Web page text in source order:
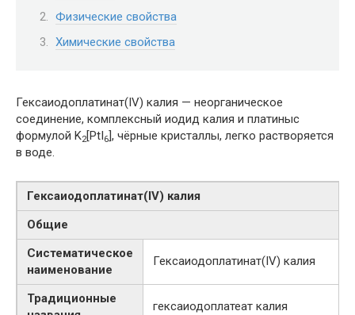
Физические свойства
Химические свойства
Гексаиодоплатинат(IV) калия — неорганическое
соединение, комплексный иодид калия и платиныс
формулой K2[PtI6], чёрные кристаллы, легко растворяется
в воде.
Гексаиодоплатинат​(IV)​ калия
Общие
Систематическое
наименование
Гексаиодоплатинат​(IV)​ калия
Традиционные
гексаиодоплатеат калия